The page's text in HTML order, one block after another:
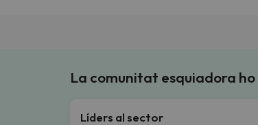
La comunitat esquiadora
Líders al sector